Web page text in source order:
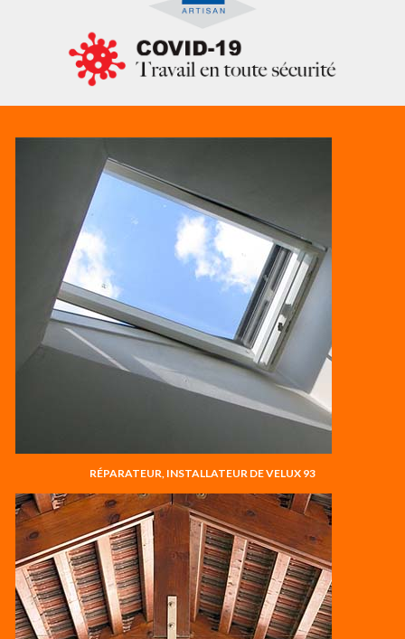
RÉPARATEUR, INSTALLATEUR DE VELUX 93